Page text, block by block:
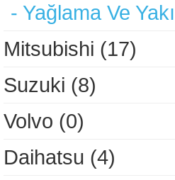
- Yağlama Ve
Mitsubishi (17)
Suzuki (8)
Volvo (0)
Daihatsu (4)